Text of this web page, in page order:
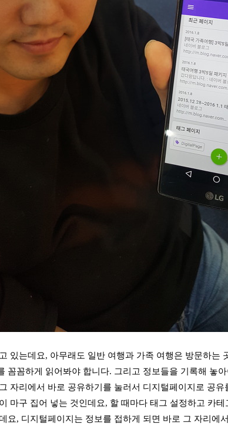
있는데요, 아무래도 일반 여행과 가족 여행은 방문하는
꼼꼼하게 읽어봐야 합니다. 그리고 정보들을 기록해 놓
자리에서 바로 공유하기를 눌러서 디지털페이지로 공
마구 집어 넣는 것인데요, 할 때마다 태그 설정하고 카
요, 디지털페이지는 정보를 접하게 되면 바로 그 자리에